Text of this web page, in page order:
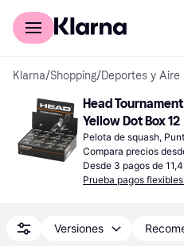
Comprar con Klarna
Klarna/Shopping/Deportes y Aire
Head
Yellow Dot Box 12
Pelota de squash,
Compara precios
Desde 3 pagos de
Prueba pagos
Versiones